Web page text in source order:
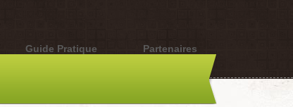
Guide Pratique Partenaires